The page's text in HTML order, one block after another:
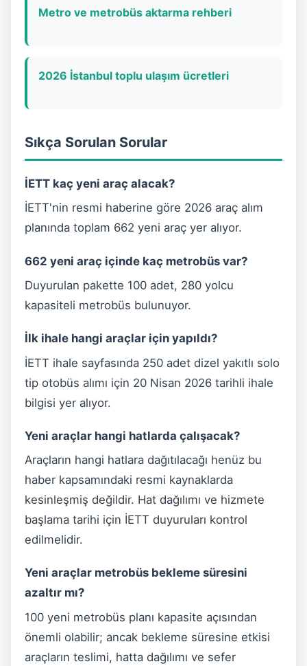
Metro ve metrobüs aktarma rehberi
2026 İstanbul toplu ulaşım ücretleri
Sıkça Sorulan Sorular
İETT kaç yeni araç alacak?
İETT'nin resmi haberine göre 2026 araç alım
planında toplam 662 yeni araç yer alıyor.
662 yeni araç içinde kaç metrobüs var?
Duyurulan pakette 100 adet, 280 yolcu
kapasiteli metrobüs bulunuyor.
İlk ihale hangi araçlar için yapıldı?
İETT ihale sayfasında 250 adet dizel yakıtlı solo
tip otobüs alımı için 20 Nisan 2026 tarihli ihale
bilgisi yer alıyor.
Yeni araçlar hangi hatlarda çalışacak?
Araçların hangi hatlara dağıtılacağı henüz bu
haber kapsamındaki resmi kaynaklarda
kesinleşmiş değildir. Hat dağılımı ve hizmete
başlama tarihi için İETT duyuruları kontrol
edilmelidir.
Yeni araçlar metrobüs bekleme süresini
azaltır mı?
100 yeni metrobüs planı kapasite açısından
önemli olabilir; ancak bekleme süresine etkisi
araçların teslimi, hatta dağılımı ve sefer